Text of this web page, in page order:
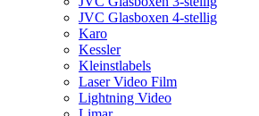
JVC Glasboxen 4-stellig
Karo
Kessler
Kleinstlabels
Laser Video Film
Lightning Video